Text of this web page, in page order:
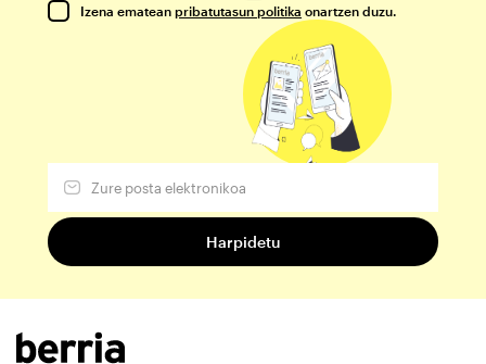
Izena ematean pribatutasun politika onartzen duzu.